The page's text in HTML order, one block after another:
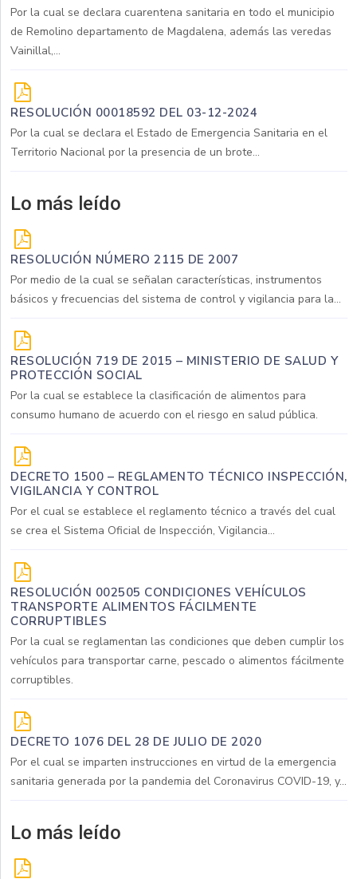
Por la cual se declara cuarentena sanitaria en todo el municipio
de Remolino departamento de Magdalena, además las veredas
Vainillal,...
RESOLUCIÓN 00018592 DEL 03-12-2024
Por la cual se declara el Estado de Emergencia Sanitaria en el
Territorio Nacional por la presencia de un brote...
Lo más leído
RESOLUCIÓN NÚMERO 2115 DE 2007
Por medio de la cual se señalan características, instrumentos
básicos y frecuencias del sistema de control y vigilancia para la...
RESOLUCIÓN 719 DE 2015 – MINISTERIO DE SALUD Y
PROTECCIÓN SOCIAL
Por la cual se establece la clasificación de alimentos para
consumo humano de acuerdo con el riesgo en salud pública.
DECRETO 1500 – REGLAMENTO TÉCNICO INSPECCIÓN,
VIGILANCIA Y CONTROL
Por el cual se establece el reglamento técnico a través del cual
se crea el Sistema Oficial de Inspección, Vigilancia...
RESOLUCIÓN 002505 CONDICIONES VEHÍCULOS
TRANSPORTE ALIMENTOS FÁCILMENTE
CORRUPTIBLES
Por la cual se reglamentan las condiciones que deben cumplir los
vehículos para transportar carne, pescado o alimentos fácilmente
corruptibles.
DECRETO 1076 DEL 28 DE JULIO DE 2020
Por el cual se imparten instrucciones en virtud de la emergencia
sanitaria generada por la pandemia del Coronavirus COVID-19, y...
Lo más leído